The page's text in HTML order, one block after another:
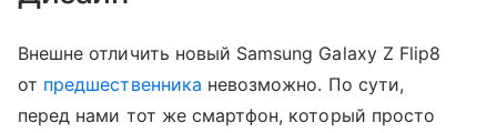
Внешне отличить новый Samsung Galaxy Z Flip8
от предшественника невозможно. По сути,
перед нами тот же смартфон, который просто